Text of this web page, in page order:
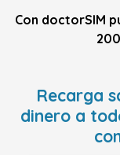
Con doctorSIM
Recarga
dinero a